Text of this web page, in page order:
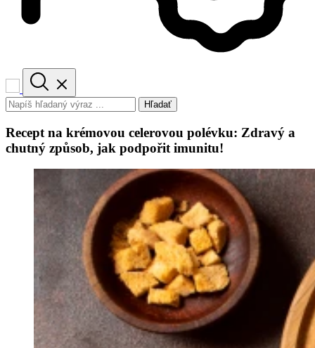
Hľadať
Recept na krémovou celerovou polévku: Zdravý a
chutný způsob, jak podpořit imunitu!